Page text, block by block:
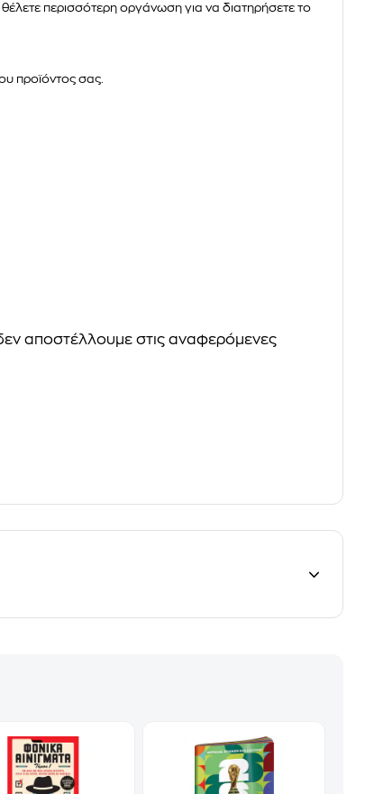
περισσότερη οργάνωση για να διατηρήσετε το
προϊόντος σας.
αποστέλλουμε στις αναφερόμενες